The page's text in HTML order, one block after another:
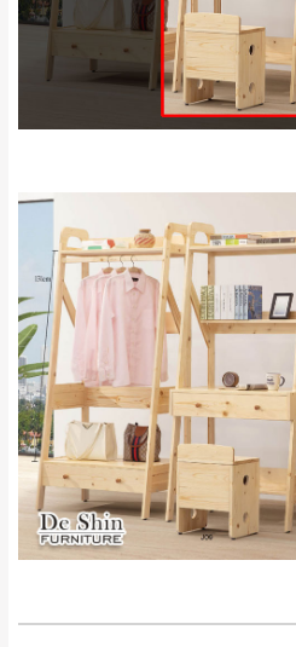
訂購前請先確認商品款式
＊A108產品另
新北
$ 9,000以
運費
$ 9,000以
NT$500元
＊A108產品
苗栗
$ 9,000以
運費
$ 9,000以
NT$500元
＊A108產品
配送天數：
配送範圍：
苗栗至基隆；其它地
地型限制(山區、鄉
法搬運上樓等因素，
服務，若需以吊車或
費用將由買方自行支付
因大型傢俱有組裝、
快速到貨商品，無法
機當天到貨前皆會再
天在家等貨，以節省
由於百貨公司配送較
至百貨公司內部。
發票寄送：
若您選擇三聯式或索取兩
工作天內送達，如遇國定假